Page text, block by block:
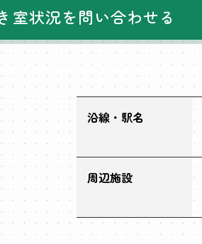
室状況を問い合わせる
沿線・駅名
周辺施設